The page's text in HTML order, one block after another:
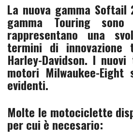
La nuova gamma Softail
gamma Touring
rappresentano una
termini di innovazione
Harley-Davidson. I
motori Milwaukee-
evidenti.
Molte le motociclette
per cui è necesario: